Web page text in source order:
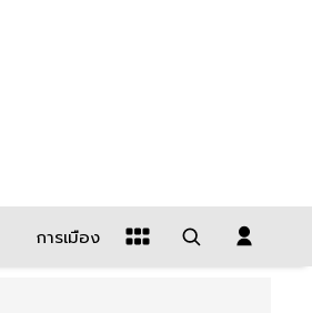
การเมือง